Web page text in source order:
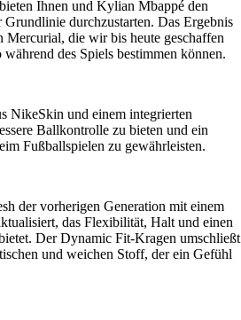
Ihnen und Kylian Mbappé den
durchzustarten. Das Ergebnis
Mercurial, die wir bis heute geschaffen
des Spiels bestimmen können.
NikeSkin und einem integrierten
Ballkontrolle zu bieten und ein
Fußballspielen zu gewährleisten.
der vorherigen Generation mit einem
das Flexibilität, Halt und einen
Der Dynamic Fit-Kragen umschließt
und weichen Stoff, der ein Gefühl